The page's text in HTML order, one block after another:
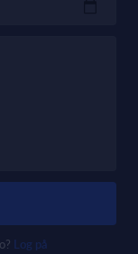
Log på